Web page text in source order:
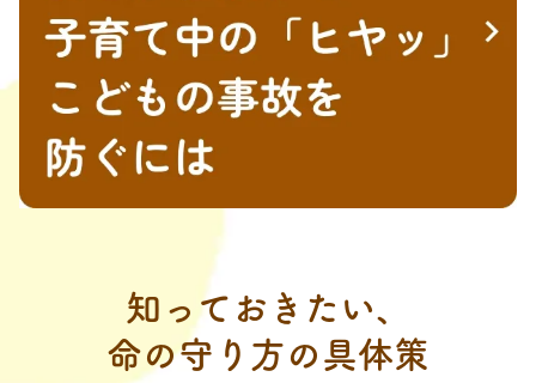
知っておきたい、
命の守り⽅の具体策